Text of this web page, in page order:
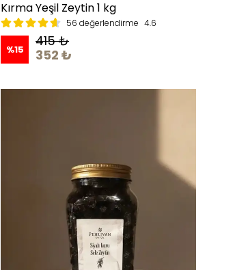
Kırma Yeşil Zeytin 1 kg
56 değerlendirme 4.6
%15
415 ₺
352 ₺